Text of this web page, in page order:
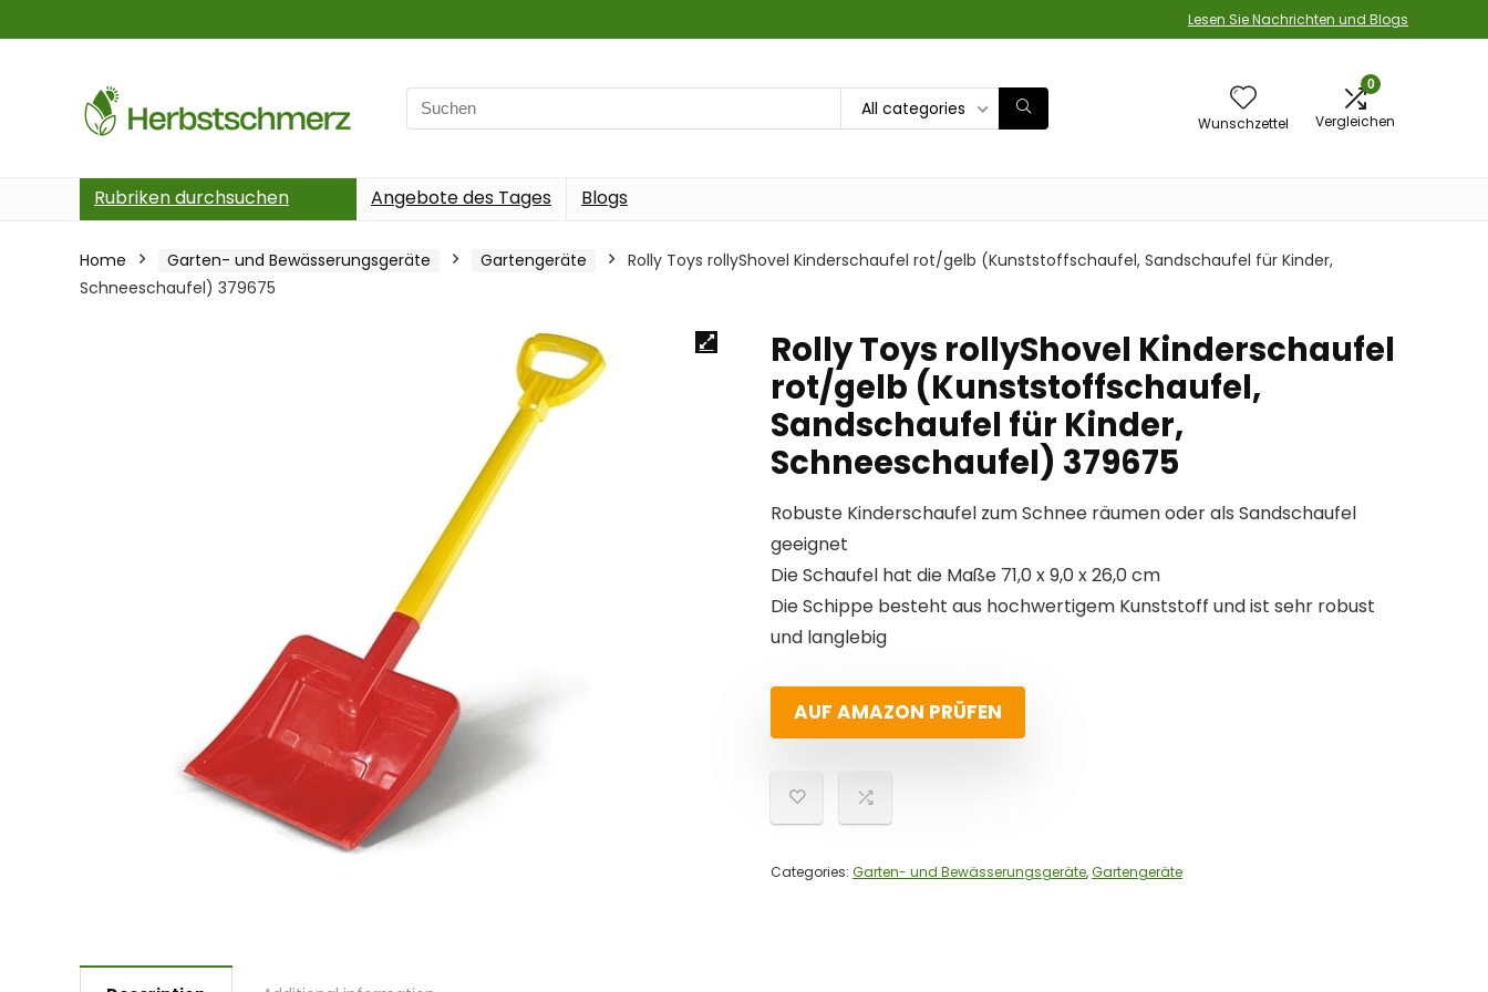
Lesen Sie Nachrichten und Blogs
Search
for:
All categories
Wunschzettel
0
Vergleichen
Rubriken durchsuchen Angebote des Tages Blogs
Home Garten- und Bewässerungsgeräte Gartengeräte
Rolly Toys rollyShovel Kinderschaufel rot/gelb (Kunststoffschaufel, Sandschaufel für Kinder,
Schneeschaufel) 379675
Rolly Toys rollyShovel Kinderschaufel
rot/gelb (Kunststoffschaufel,
Sandschaufel für Kinder,
Schneeschaufel) 379675
Robuste Kinderschaufel zum Schnee räumen oder als Sandschaufel
geeignet
Die Schaufel hat die Maße 71,0 x 9,0 x 26,0 cm
Die Schippe besteht aus hochwertigem Kunststoff und ist sehr robust
und langlebig
AUF AMAZON PRÜFEN
Categories: Garten- und Bewässerungsgeräte,Gartengeräte